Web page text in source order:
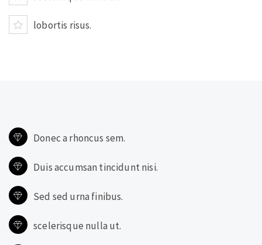
lobortis risus.
Donec a rhoncus sem.
Duis accumsan tincidunt nisi.
Sed sed urna finibus.
scelerisque nulla ut.